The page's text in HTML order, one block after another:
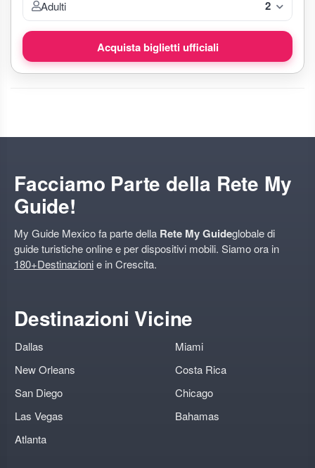
Adulti 2
Acquista biglietti ufficiali
Facciamo Parte della Rete My
Guide!
My Guide Mexico fa parte della Rete My Guideglobale di
guide turistiche online e per dispositivi mobili. Siamo ora in
180+Destinazionie in Crescita.
Destinazioni Vicine
Dallas
New Orleans
San Diego
Las Vegas
Atlanta
Miami
Costa Rica
Chicago
Bahamas